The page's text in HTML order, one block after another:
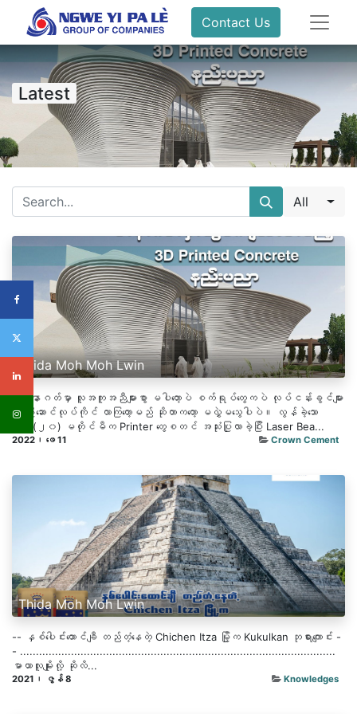
Contact Us
Latest
All
Thida Moh Moh Lwin
- အနာဂတ်မှာ လူအကူအညီများစွာ မပါတော့ပဲ စက်ရုပ်တွေကပဲ လုပ်ငန်းခွင်များ
ကို ဦးဆောင်လုပ်ကိုင် လာကြတော့မည် ဆိုတာကတော့ မလွှဲမသွေပါပဲ။ လွန်ခဲ့သော
နှစ်(၂၀) မတိုင်မီက Printer တွေစတင် အသုံးပြုလာခဲ့ပြီး Laser Bea...
2022၊ ဖေ 11 Crown Cement
Thida Moh Moh Lwin
-- နှစ်ပေါင်းထောင်ချီ တည်တံ့နေတဲ့ Chichen Itza မြို့က Kukulkan ဘုရားကျောင်း -
- ...................................................................................................
မာယာလူမျိုးလို့ ဆိုလိ...
2021၊ ဇွန် 8 Knowledges